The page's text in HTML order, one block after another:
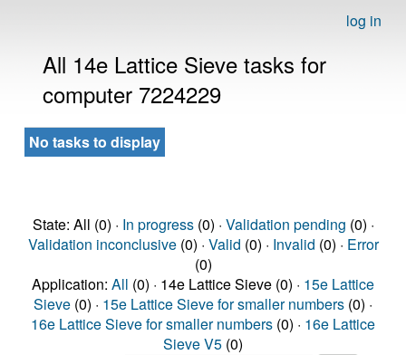
log in
All 14e Lattice Sieve tasks for
computer 7224229
No tasks to display
State: All (0) · In progress(0) · Validation pending (0) ·
Validation inconclusive(0) · Valid (0) · Invalid (0) · Error
(0)
Application: All (0) · 14e Lattice Sieve (0) · 15e Lattice
Sieve (0) · 15e Lattice Sieve for smaller numbers (0) ·
16e Lattice Sieve for smaller numbers (0) · 16e Lattice
Sieve V5 (0)